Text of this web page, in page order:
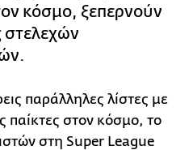
κόσμο, ξεπερνούν
στελεχών
παράλληλες λίστες με
παίκτες στον κόσμο, το
στη Super League